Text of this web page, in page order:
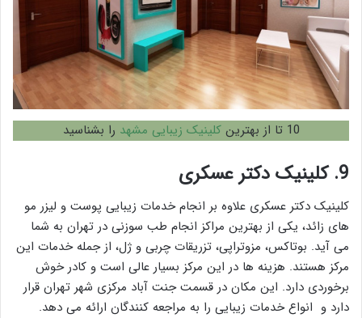
10 تا از بهترین کلینیک زیبایی مشهد را بشناسید
9. کلینیک دکتر عسکری
کلینیک دکتر عسکری علاوه بر انجام خدمات زیبایی پوست و لیزر مو
های زائد، یکی از بهترین مراکز انجام طب سوزنی در تهران به شما
می آید. بوتاکس، مزوتراپی، تزریقات چربی و ژل، از جمله خدمات این
مرکز هستند. هزینه ها در این مرکز بسیار عالی است و کادر خوش
برخوردی دارد. این مکان در قسمت جنت آباد مرکزی شهر تهران قرار
دارد و انواع خدمات زیبایی را به مراجعه کنندگان ارائه می دهد.